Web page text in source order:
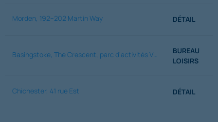
Morden, 192–202 Martin Way DÉTAIL
Basingstoke, The Crescent, parc d'activités Viables
BUREAU
LOISIRS
Chichester, 41 rue Est DÉTAIL